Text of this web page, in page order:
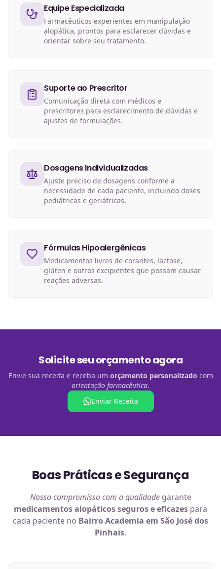
Equipe Especializada
Farmacêuticos experientes em manipulação
alopática, prontos para esclarecer dúvidas e
orientar sobre seu tratamento.
Suporte ao Prescritor
Comunicação direta com médicos e
prescritores para esclarecimento de dúvidas e
ajustes de formulações.
Dosagens Individualizadas
Ajuste preciso de dosagens conforme a
necessidade de cada paciente, incluindo doses
pediátricas e geriátricas.
Fórmulas Hipoalergênicas
Medicamentos livres de corantes, lactose,
glúten e outros excipientes que possam causar
reações adversas.
Solicite seu orçamento agora
Envie sua receita e receba um orçamento personalizado com
orientação farmacêutica.
Enviar Receita
Boas Práticas e Segurança
Nosso compromisso com a qualidadegarante
medicamentos alopáticosseguros e eficazes para
cada paciente no Bairro Academia em São José dos
Pinhais.